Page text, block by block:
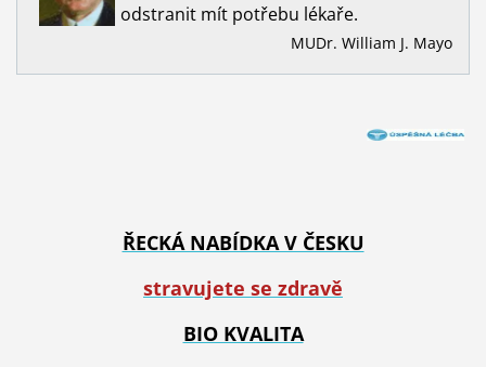
odstranit mít potřebu lékaře.
MUDr. William J. Mayo
ŘECKÁ NABÍDKA V ČESKU
stravujete se zdravě
BIO KVALITA